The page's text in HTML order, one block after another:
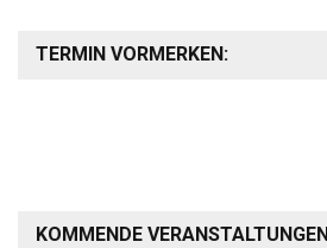
TERMIN VORMERKEN:
KOMMENDE VERANSTALTUNGEN